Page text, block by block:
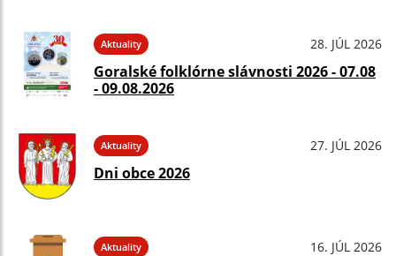
Aktuality 28. JÚL 2026
Goralské folklórne slávnosti 2026 - 07.08
- 09.08.2026
Aktuality 27. JÚL 2026
Dni obce 2026
Aktuality 16. JÚL 2026